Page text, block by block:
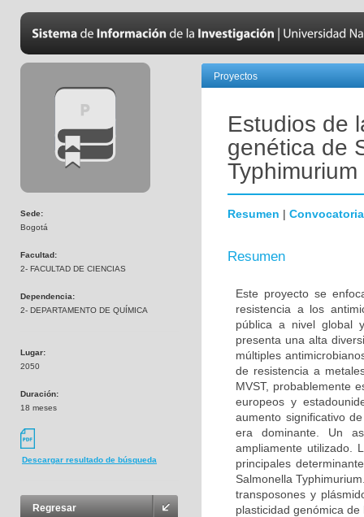
Sede:
Bogotá
Facultad:
2- FACULTAD DE CIENCIAS
Dependencia:
2- DEPARTAMENTO DE QUÍMICA
Lugar:
2050
Duración:
18 meses
Descargar resultado de búsqueda
Regresar
Proyectos
Estudios de
genética de
Typhimurium
Resumen | Convocatoria
Resumen
Este proyecto se
resistencia a los
pública a nivel global
presenta una alta
múltiples
de resistencia a
MVST, probablemente
europeos y
aumento significativo
era dominante. Un
ampliamente utilizado.
principales
Salmonella
transposones y
plasticidad genómica